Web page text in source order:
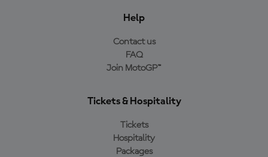
Help
Contact us
FAQ
Join MotoGP™
Tickets & Hospitality
Tickets
Hospitality
Packages